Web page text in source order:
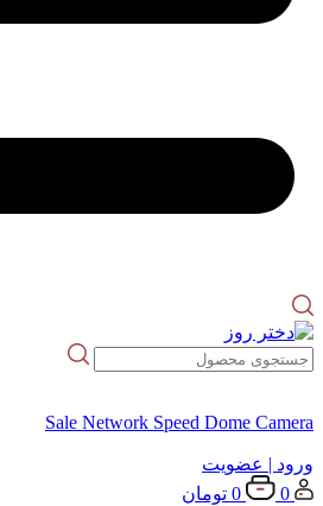
Sale Network Speed Dome Camera
ورود | عضویت
0
0 تومان